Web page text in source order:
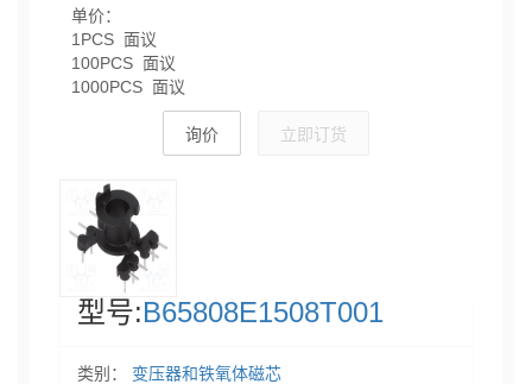
单价：
1PCS 面议
100PCS 面议
1000PCS 面议
询价 立即订货
型号:B65808E1508T001
类别： 变压器和铁氧体磁芯